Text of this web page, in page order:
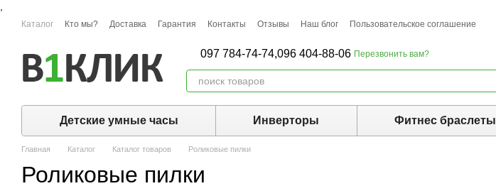
Перейти к основному контенту
Каталог Кто мы? Доставка Гарантия Контакты Отзывы Наш блог Пользовательское соглашение
097 784-74-74,096 404-88-06 Перезвонить вам?
Детские умные часы Инверторы Фитнес браслеты
Главная Каталог Каталог товаров Роликовые пилки
Роликовые пилки